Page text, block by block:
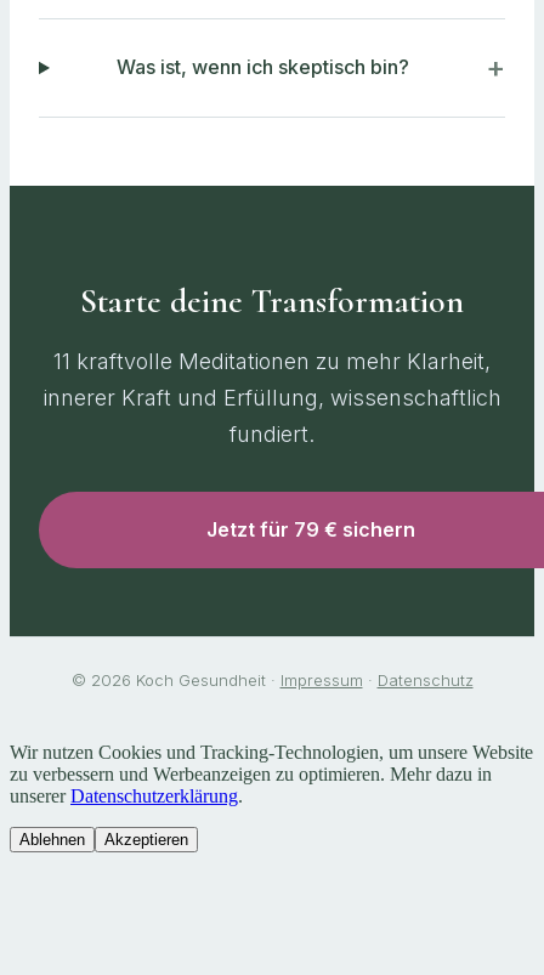
Was ist, wenn ich skeptisch bin?
Starte deine Transformation
11 kraftvolle Meditationen zu mehr Klarheit,
innerer Kraft und Erfüllung, wissenschaftlich
fundiert.
Jetzt für 79 € sichern
© 2026 Koch Gesundheit · Impressum · Datenschutz
Wir nutzen Cookies und Tracking-Technologien, um unsere Website
zu verbessern und Werbeanzeigen zu optimieren. Mehr dazu in
unserer Datenschutzerklärung.
Ablehnen Akzeptieren